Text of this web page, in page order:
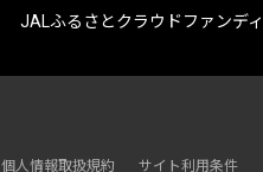
JALふるさとクラウドファンデ
個人情報取扱規約 サイト利用条件